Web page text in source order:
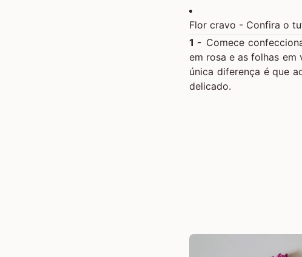
Flor cravo - Confira o
1 - Comece
em rosa e as folhas
única diferença é que
delicado.